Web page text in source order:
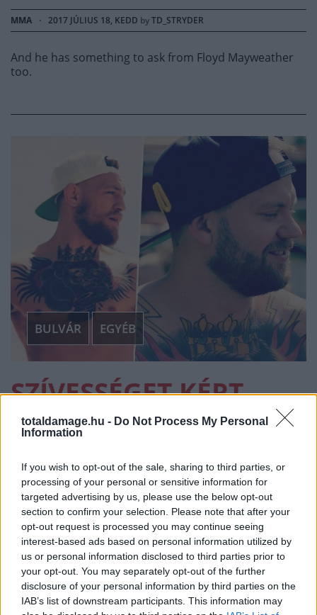
totaldamage.hu - Do Not Process My Personal
Information
If you wish to opt-out of the sale, sharing to third parties, or
processing of your personal or sensitive information for
targeted advertising by us, please use the below opt-out
section to confirm your selection. Please note that after your
opt-out request is processed you may continue seeing
interest-based ads based on personal information utilized by
us or personal information disclosed to third parties prior to
your opt-out. You may separately opt-out of the further
disclosure of your personal information by third parties on the
IAB’s list of downstream participants. This information may
MMA · 2017 JÚLIUS 18, KEDD byTD_STRYDER
And he has something to ask from Floyd Mayweather
too.
BULVÁR EGYÉB
SZÍVESSÉGET KÉRT
CONOR
MCGREGORTÓL AZ
EGYIK LEGNAGYOBB
MAGYAR RAJONGÓJA
BULVÁR · EGYÉB · 2017 JÚLIUS 18, KEDD byTD_STRYDER
Mayweather sem maradt ki a buliból.